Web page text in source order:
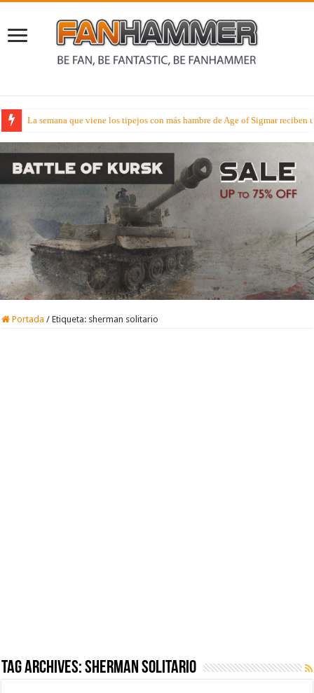
La semana que viene los tipejos con más hambre de Age of Sigmar reciben
Lectura Veraniega – Hoy disfruta de la novela Señores de la Lanza en
Portada / Etiqueta: sherman solitario
Tag Archives:sherman solitario